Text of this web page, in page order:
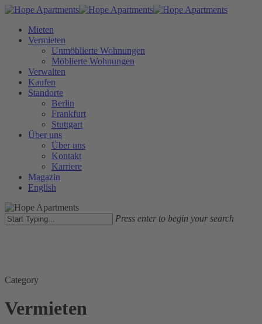
Skip
main
content
Menu
Mieten
Vermieten
Unmöblierte Wohnungen
Möblierte Wohnungen
Verwalten
Kaufen
Standorte
Berlin
Frankfurt
Stuttgart
Über uns
Über uns
Kontakt
Karriere
Magazin
English
Press enter to begin your search
Category
Vermieten